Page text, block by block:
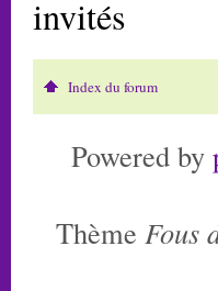
invités
Index du forum
Powered by
Thème Fous